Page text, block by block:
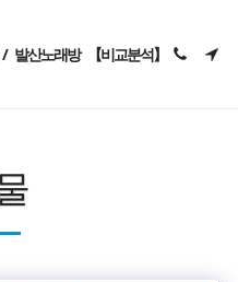
발산노래방 【비교분석】